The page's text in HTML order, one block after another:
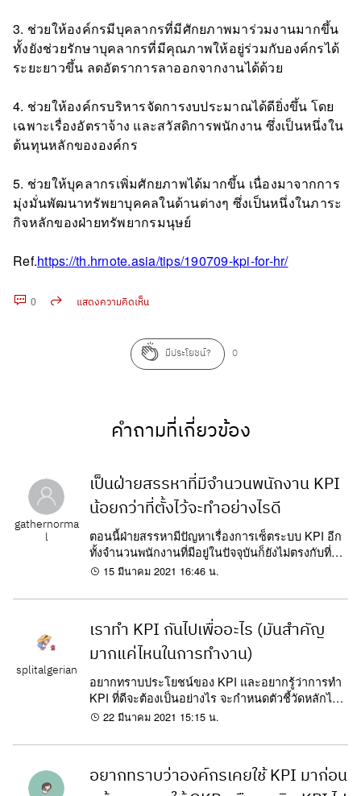
3. ช่วยให้องค์กรมีบุคลากรที่มีศักยภาพมาร่วมงานมากขึ้น
ทั้งยังช่วยรักษาบุคลากรที่มีคุณภาพให้อยู่ร่วมกับองค์กรได้
ระยะยาวขึ้น ลดอัตราการลาออกจากงานได้ด้วย
4. ช่วยให้องค์กรบริหารจัดการงบประมาณได้ดียิ่งขึ้น โดย
เฉพาะเรื่องอัตราจ้าง และสวัสดิการพนักงาน ซึ่งเป็นหนึ่งใน
ต้นทุนหลักขององค์กร
5. ช่วยให้บุคลากรเพิ่มศักยภาพได้มากขึ้น เนื่องมาจากการ
มุ่งมั่นพัฒนาทรัพยาบุคคลในด้านต่างๆ ซึ่งเป็นหนึ่งในภาระ
กิจหลักของฝ่ายทรัพยากรมนุษย์
Ref.https://th.hrnote.asia/tips/190709-kpi-for-hr/
0 แสดงความคิดเห็น
มีประโยชน์? 0
คำถามที่เกี่ยวข้อง
gathernorma
l
เป็นฝ่ายสรรหาที่มีจำนวนพนักงาน KPI
น้อยกว่าที่ตั้งไว้จะทำอย่างไรดี
ตอนนี้ฝ่ายสรรหามีปัญหาเรื่องการเซ็ตระบบ KPI อีก
ทั้งจำนวนพนักงานที่มีอยู่ในปัจจุบันก็ยังไม่ตรงกับที่ตั้ง
ใน KPI (จำนวนพนักงานน้อยกว่าที่ตั้งไว้)...
15 มีนาคม 2021 16:46 น.
splitalgerian
เราทำ KPI กันไปเพื่ออะไร (มันสำคัญ
มากแค่ไหนในการทำงาน)
อยากทราบประโยชน์ของ KPI และอยากรู้ว่าการทำ
KPI ที่ดีจะต้องเป็นอย่างไร จะกำหนดตัวชี้วัดหลักได้
อย่างไร
22 มีนาคม 2021 15:15 น.
อยากทราบว่าองค์กรเคยใช้ KPI มาก่อน